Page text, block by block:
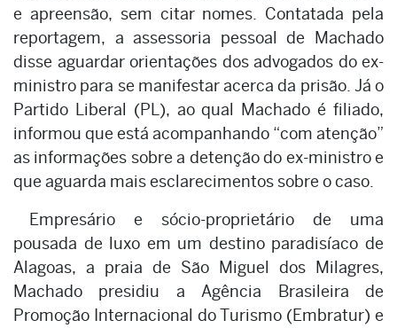
e apreensão, sem citar nomes. Contatada pela
reportagem, a assessoria pessoal de Machado
disse aguardar orientações dos advogados do ex-
ministro para se manifestar acerca da prisão. Já o
Partido Liberal (PL), ao qual Machado é filiado,
informou que está acompanhando “com atenção”
as informações sobre a detenção do ex-ministro e
que aguarda mais esclarecimentos sobre o caso.
Empresário e sócio-proprietário de uma
pousada de luxo em um destino paradisíaco de
Alagoas, a praia de São Miguel dos Milagres,
Machado presidiu a Agência Brasileira de
Promoção Internacional do Turismo (Embratur) e